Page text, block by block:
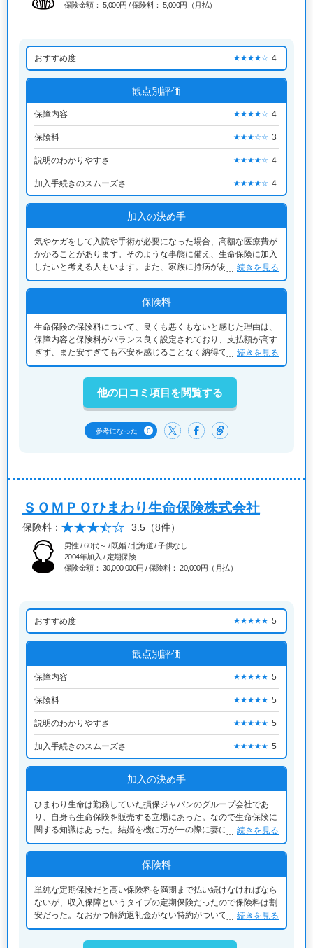
保険金額： 5,000円 / 保険料： 5,000円（月払）
おすすめ度 ★★★★☆ 4
観点別評価
保障内容 ★★★★☆ 4
保険料 ★★★☆☆ 3
説明のわかりやすさ ★★★★☆ 4
加入手続きのスムーズさ ★★★★☆ 4
加入の決め手
気やケガをして入院や手術が必要になった場合、高額な医療費が
かかることがあります。そのような事態に備え、生命保険に加入
したいと考える人もいます。また、家族に持病がある場合、その
ことがきっかけで生命保険への関心が高まることもあります。
続きを見る
保険料
生命保険の保険料について、良くも悪くもないと感じた理由は、
保障内容と保険料がバランス良く設定されており、支払額が高す
ぎず、また安すぎても不安を感じることなく納得できたからで
す。自分のライフステージに合った適切な料金と感じました。
続きを見る
参考になった 0
他の口コミ項目を閲覧する
ＳＯＭＰＯひまわり生命保険株式会社
保険料： 3.5 （8件）
男性 / 60代～ / 既婚 / 北海道 / 子供なし
2004年加入 / 定期保険
保険金額： 30,000,000円 / 保険料： 20,000円（月払）
おすすめ度 ★★★★★ 5
観点別評価
保障内容 ★★★★★ 5
保険料 ★★★★★ 5
説明のわかりやすさ ★★★★★ 5
加入手続きのスムーズさ ★★★★★ 5
加入の決め手
ひまわり生命は勤務していた損保ジャパンのグループ会社であ
り、自身も生命保険を販売する立場にあった。なので生命保険に
関する知識はあった。結婚を機に万が一の際に妻にまとまったお
金を残したかったから加入を決めました。
続きを見る
保険料
単純な定期保険だと高い保険料を満期まで払い続けなければなら
ないが、収入保障というタイプの定期保険だったので保険料は割
安だった。なおかつ解約返礼金がない特約がついて更に割安で生
命保険に加入することが出来たから。
続きを見る